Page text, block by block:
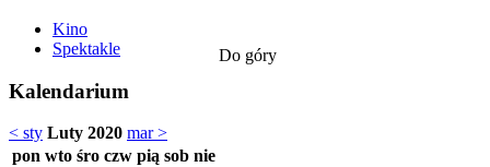
Kino
Spektakle
Kalendarium
< sty Luty 2020 mar >
pon wto śro czw pią sob nie
Do góry